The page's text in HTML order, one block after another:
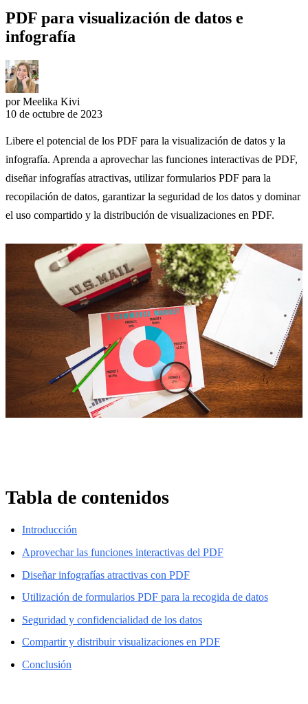
PDF para visualización de datos e
infografía
por Meelika Kivi
10 de octubre de 2023
Libere el potencial de los PDF para la visualización de datos y la
infografía. Aprenda a aprovechar las funciones interactivas de PDF,
diseñar infografías atractivas, utilizar formularios PDF para la
recopilación de datos, garantizar la seguridad de los datos y dominar
el uso compartido y la distribución de visualizaciones en PDF.
Tabla de contenidos
Introducción
Aprovechar las funciones interactivas del PDF
Diseñar infografías atractivas con PDF
Utilización de formularios PDF para la recogida de datos
Seguridad y confidencialidad de los datos
Compartir y distribuir visualizaciones en PDF
Conclusión